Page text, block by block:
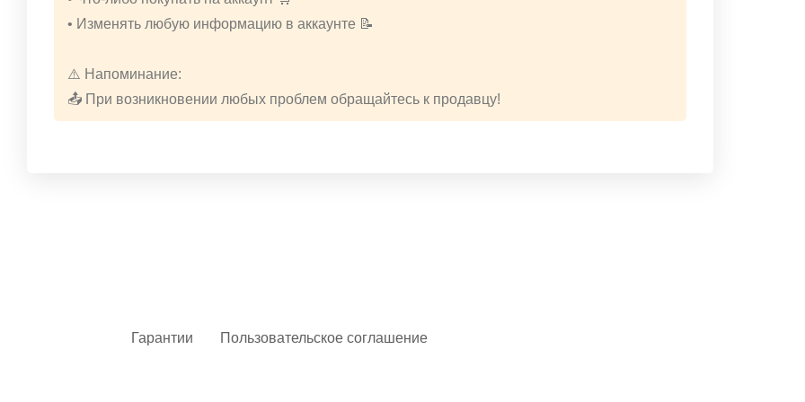
• Изменять любую информацию в аккаунте 📝
⚠️ Напоминание:
📤 При возникновении любых проблем обращайтесь к продавцу!
Гарантии Пользовательское соглашение